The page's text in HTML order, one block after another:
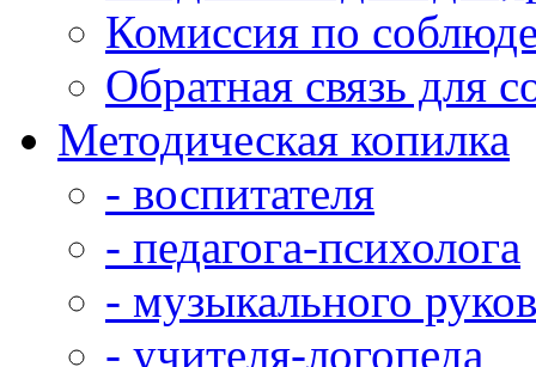
Комиссия по
Обратная связь для
Методическая копилка
- воспитателя
- педагога-психолога
- музыкального
- учителя-логопеда